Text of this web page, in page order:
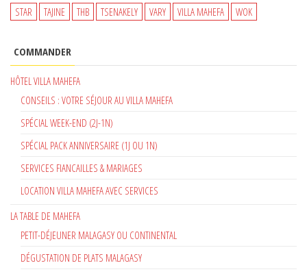
STAR
TAJINE THB TSENAKELY VARY VILLA MAHEFA WOK
COMMANDER
HÔTEL VILLA MAHEFA
CONSEILS : VOTRE SÉJOUR AU VILLA MAHEFA
SPÉCIAL WEEK-END (2J-1N)
SPÉCIAL PACK ANNIVERSAIRE (1J OU 1N)
SERVICES FIANCAILLES & MARIAGES
LOCATION VILLA MAHEFA AVEC SERVICES
LA TABLE DE MAHEFA
PETIT-DÉJEUNER MALAGASY OU CONTINENTAL
DÉGUSTATION DE PLATS MALAGASY